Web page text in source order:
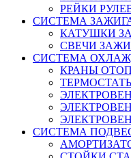
РЕЙКИ
СИСТЕМА
КАТУШКИ
СВЕЧИ
СИСТЕМА
КРАНЫ
СИСТЕМА